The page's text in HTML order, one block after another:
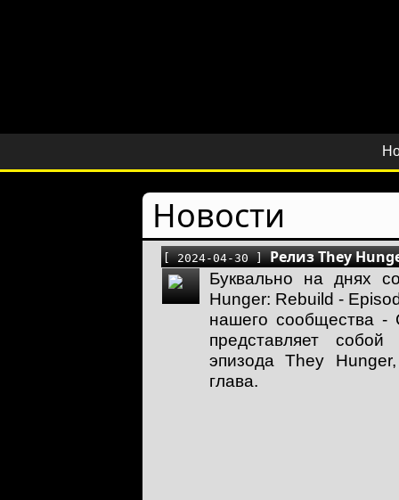
Новости
[ 2024-04-30 ]Релиз They
Буквально на днях
Hunger: Rebuild -
нашего сообщества -
представляет
эпизода They
глава.